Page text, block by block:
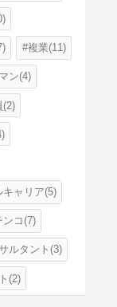
複業(11)
ン(4)
(2)
ャリア(5)
ンコ(7)
ルタント(3)
(2)